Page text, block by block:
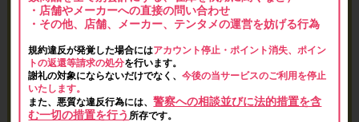
・店舗やメーカーへの直接の問い合わせ
・その他、店舗、メーカー、テンタメの運営を妨げる行為
規約違反が発覚した場合にはアカウント停止・ポイント消失、ポイン
トの返還等請求の処分を行います。
謝礼の対象にならないだけでなく、今後の当サービスのご利用を停止
いたします。
また、悪質な違反行為には、警察への相談並びに法的措置を含
む一切の措置を行う 所存です。